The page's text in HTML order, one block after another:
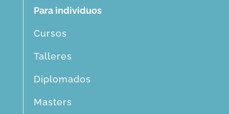
Para individuos
Cursos
Talleres
Diplomados
Masters